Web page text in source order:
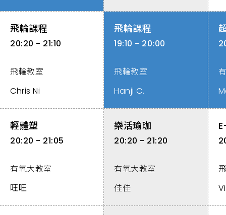
飛輪課程
20:20 - 21:10
飛輪教室
Chris Ni
飛輪課程
19:10 - 20:00
飛輪教室
Hanji C.
輕體塑
20:20 - 21:05
有氧大教室
旺旺
樂活瑜珈
20:20 - 21:20
有氧大教室
佳佳